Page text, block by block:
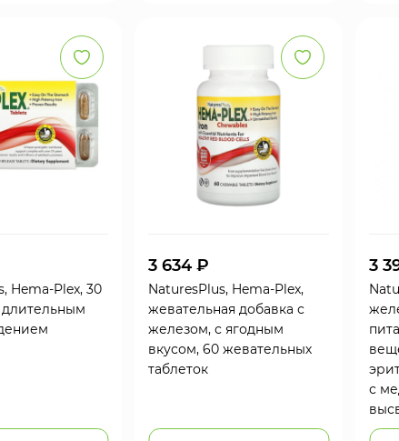
Hema-Plex, 30
длительным
3 634 ₽
NaturesPlus, Hema-Plex,
жевательная добавка с
железом, с ягодным
вкусом, 60 жевательных
таблеток
3
с